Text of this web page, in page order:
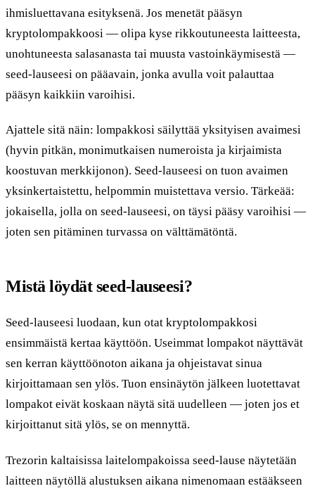
ihmisluettavana esityksenä. Jos menetät pääsyn
kryptolompakkoosi — olipa kyse rikkoutuneesta laitteesta,
unohtuneesta salasanasta tai muusta vastoinkäymisestä —
seed-lauseesi on pääavain, jonka avulla voit palauttaa
pääsyn kaikkiin varoihisi.
Ajattele sitä näin: lompakkosi säilyttää yksityisen avaimesi
(hyvin pitkän, monimutkaisen numeroista ja kirjaimista
koostuvan merkkijonon). Seed-lauseesi on tuon avaimen
yksinkertaistettu, helpommin muistettava versio. Tärkeää:
jokaisella, jolla on seed-lauseesi, on täysi pääsy varoihisi —
joten sen pitäminen turvassa on välttämätöntä.
Mistä löydät seed-lauseesi?
Seed-lauseesi luodaan, kun otat kryptolompakkosi
ensimmäistä kertaa käyttöön. Useimmat lompakot näyttävät
sen kerran käyttöönoton aikana ja ohjeistavat sinua
kirjoittamaan sen ylös. Tuon ensinäytön jälkeen luotettavat
lompakot eivät koskaan näytä sitä uudelleen — joten jos et
kirjoittanut sitä ylös, se on mennyttä.
Trezorin kaltaisissa laitelompakoissa seed-lause näytetään
laitteen näytöllä alustuksen aikana nimenomaan estääkseen